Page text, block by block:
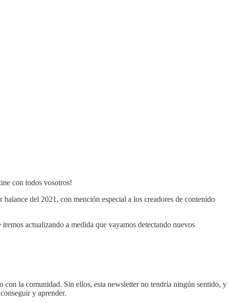
con todos vosotros!
del 2021, con mención especial a los creadores de contenido
actualizando a medida que vayamos detectando nuevos
con la comunidad. Sin ellos, esta newsletter no tendría ningún sentido, y
y aprender.